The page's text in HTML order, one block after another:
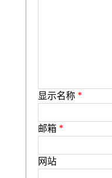
显示名称 *
邮箱 *
网站